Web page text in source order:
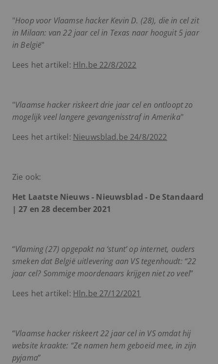
"Hoop voor Vlaamse hacker Kevin D. (28), die in cel zit
in Milaan: van 22 jaar cel in Texas naar hooguit 5 jaar
in België"
Lees het artikel: Hln.be 22/8/2022
"Vlaamse hacker riskeert drie jaar cel en ontloopt zo
mogelijk veel langere gevangenisstraf in Amerika"
Lees het artikel: Nieuwsblad.be 24/8/2022
Zie ook:
Het Laatste Nieuws - Nieuwsblad - De Standaard
| 27 en 28 december 2021
“Vlaming (27) opgepakt na ‘stunt’ op internet, ouders
smeken dat België uitlevering aan VS tegenhoudt: “22
jaar cel? Sommige moordenaars krijgen niet zo veel”
Lees het artikel: Hln.be 27/12/2021
“Vlaamse hacker riskeert 22 jaar cel in VS omdat hij
website kraakte: “Ze namen hem geboeid mee, in zijn
pyjama”